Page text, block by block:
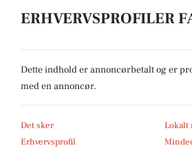
ERHVERVSPROFILER
Dette indhold er annoncørbetalt og er
med en annoncør.
Det sker
Lokalt
Erhvervsprofil